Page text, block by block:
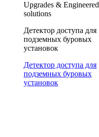
Upgrades & Engineered
solutions
Детектор доступа для
подземных буровых
установок
Детектор доступа для
подземных буровых
установок